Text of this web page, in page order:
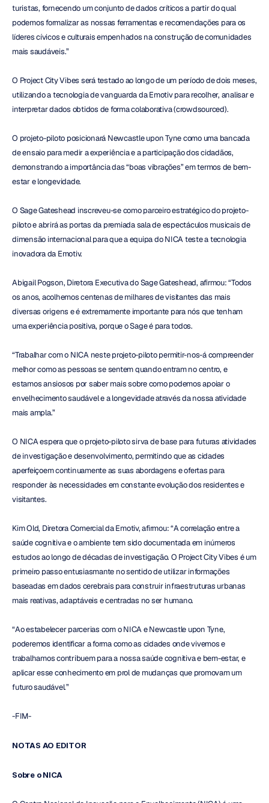
turistas, fornecendo um conjunto de dados críticos a partir do qual
podemos formalizar as nossas ferramentas e recomendações para os
líderes cívicos e culturais empenhados na construção de comunidades
mais saudáveis.”
O Project City Vibes será testado ao longo de um período de dois meses,
utilizando a tecnologia de vanguarda da Emotiv para recolher, analisar e
interpretar dados obtidos de forma colaborativa (crowdsourced).
O projeto-piloto posicionará Newcastle upon Tyne como uma bancada
de ensaio para medir a experiência e a participação dos cidadãos,
demonstrando a importância das “boas vibrações” em termos de bem-
estar e longevidade.
O Sage Gateshead inscreveu-se como parceiro estratégico do projeto-
piloto e abrirá as portas da premiada sala de espectáculos musicais de
dimensão internacional para que a equipa do NICA teste a tecnologia
inovadora da Emotiv.
Abigail Pogson, Diretora Executiva do Sage Gateshead, afirmou: “Todos
os anos, acolhemos centenas de milhares de visitantes das mais
diversas origens e é extremamente importante para nós que tenham
uma experiência positiva, porque o Sage é para todos.
“Trabalhar com o NICA neste projeto-piloto permitir-nos-á compreender
melhor como as pessoas se sentem quando entram no centro, e
estamos ansiosos por saber mais sobre como podemos apoiar o
envelhecimento saudável e a longevidade através da nossa atividade
mais ampla.”
O NICA espera que o projeto-piloto sirva de base para futuras atividades
de investigação e desenvolvimento, permitindo que as cidades
aperfeiçoem continuamente as suas abordagens e ofertas para
responder às necessidades em constante evolução dos residentes e
visitantes.
Kim Old, Diretora Comercial da Emotiv, afirmou: “A correlação entre a
saúde cognitiva e o ambiente tem sido documentada em inúmeros
estudos ao longo de décadas de investigação. O Project City Vibes é um
primeiro passo entusiasmante no sentido de utilizar informações
baseadas em dados cerebrais para construir infraestruturas urbanas
mais reativas, adaptáveis e centradas no ser humano.
“Ao estabelecer parcerias com o NICA e Newcastle upon Tyne,
poderemos identificar a forma como as cidades onde vivemos e
trabalhamos contribuem para a nossa saúde cognitiva e bem-estar, e
aplicar esse conhecimento em prol de mudanças que promovam um
futuro saudável.”
-FIM-
NOTAS AO EDITOR
Sobre o NICA